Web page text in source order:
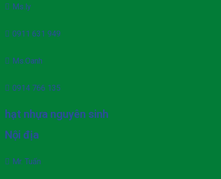
Ms.ly
0911 631 949
Ms.Oanh
0914 766 135
hạt nhựa nguyên sinh
Nội địa
Mr. Tuấn